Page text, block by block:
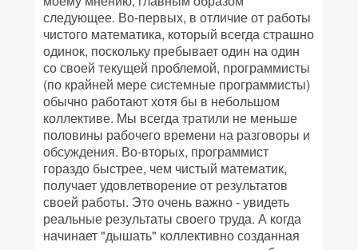
следующее. Во-первых, в отличие от работы
чистого математика, который всегда страшно
одинок, поскольку пребывает один на один
со своей текущей проблемой, программисты
(по крайней мере системные программисты)
обычно работают хотя бы в небольшом
коллективе. Мы всегда тратили не меньше
половины рабочего времени на разговоры и
обсуждения. Во-вторых, программист
гораздо быстрее, чем чистый математик,
получает удовлетворение от результатов
своей работы. Это очень важно - увидеть
реальные результаты своего труда. А когда
начинает "дышать" коллективно созданная